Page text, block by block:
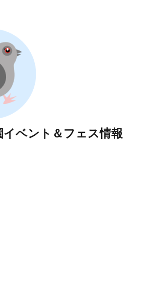
イベント＆フェス情報